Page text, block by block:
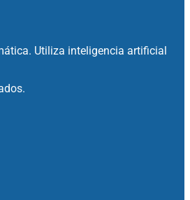
Utiliza inteligencia artificial